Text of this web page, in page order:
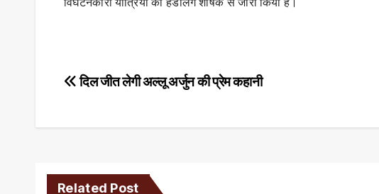
Post
दिल जीत लेगी अल्लू अर्जुन की प्रेम कहानी
Related Post